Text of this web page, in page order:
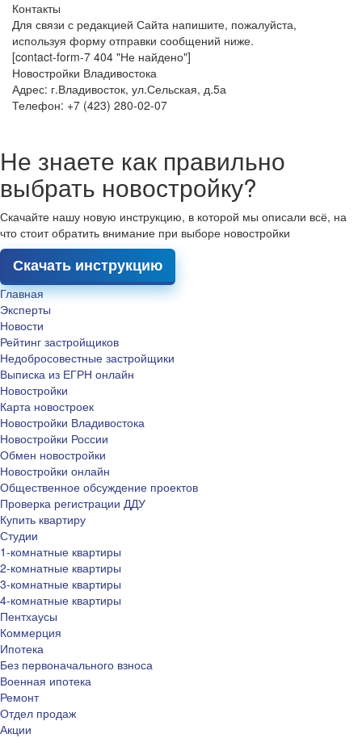
Контакты
Для связи с редакцией Сайта напишите, пожалуйста,
используя форму отправки сообщений ниже.
[contact-form-7 404 "Не найдено"]
Новостройки Владивостока
Адрес: г.Владивосток, ул.Сельская, д.5а
Телефон: +7 (423) 280-02-07
Не знаете как правильно
выбрать новостройку?
Скачайте нашу новую инструкцию, в которой мы описали всё, на
что стоит обратить внимание при выборе новостройки
Скачать инструкцию
Главная
Эксперты
Новости
Рейтинг застройщиков
Недобросовестные застройщики
Выписка из ЕГРН онлайн
Новостройки
Карта новостроек
Новостройки Владивостока
Новостройки России
Обмен новостройки
Новостройки онлайн
Общественное обсуждение проектов
Проверка регистрации ДДУ
Купить квартиру
Студии
1-комнатные квартиры
2-комнатные квартиры
3-комнатные квартиры
4-комнатные квартиры
Пентхаусы
Коммерция
Ипотека
Без первоначального взноса
Военная ипотека
Ремонт
Отдел продаж
Акции